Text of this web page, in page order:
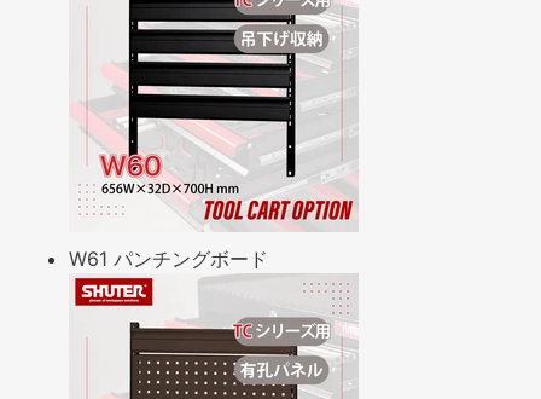
W61 パンチングボード